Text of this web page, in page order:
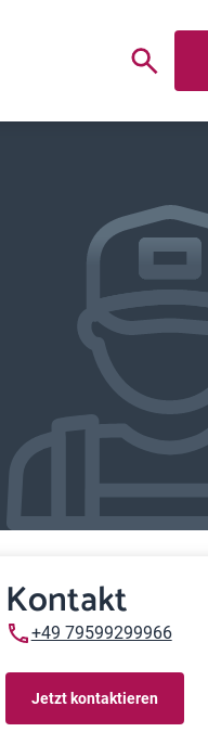
Kontakt
+49 79599299966
Jetzt kontaktieren